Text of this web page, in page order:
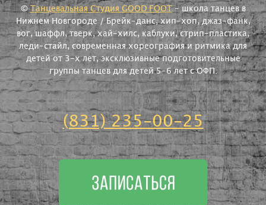
©Танцевальная Студия GOOD FOOT- школа танцев в
Нижнем Новгороде / Брейк-данс, хип-хоп, джаз-фанк,
вог, шаффл, тверк, хай-хилс, каблуки, стрип-пластика,
леди-стайл, современная хореография и ритмика для
детей от 3-х лет, эксклюзивные подготовительные
группы танцев для детей 5-6 лет с ОФП.
(831) 235-00-25